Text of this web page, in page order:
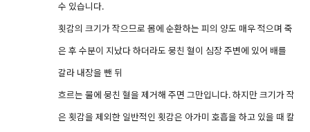
수 있습니다.
횟감의 크기가 작으므로 몸에 순환하는 피의 양도 매우 적으며 죽
은 후 수분이 지났다 하더라도 뭉친 혈이 심장 주변에 있어 배를
갈라 내장을 뺀 뒤
흐르는 물에 뭉친 혈을 제거해 주면 그만입니다. 하지만 크기가 작
은 횟감을 제외한 일반적인 횟감은 아가미 호흡을 하고 있을 때 칼